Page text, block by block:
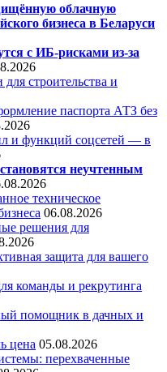
облачную
бизнеса в Беларуси
с ИБ-рисками из-за
строительства и
паспорта АТЗ без
и функций соцсетей — в
неучтенным
техническое
06.08.2026
решения для
защита для вашего
команды и рекрутинга
помощник в дачных и
цена 05.08.2026
перехваченные